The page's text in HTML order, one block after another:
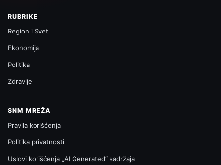
RUBRIKE
Region i Svet
Ekonomija
Politika
Zdravlje
SNM MREŽA
Pravila korišćenja
Politika privatnosti
Uslovi korišćenja „AI Generated“ sadržaja